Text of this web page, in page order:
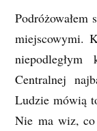
Podróżowałem
miejscowymi.
Centralnej
Ludzie mówią
Nie ma wiz,